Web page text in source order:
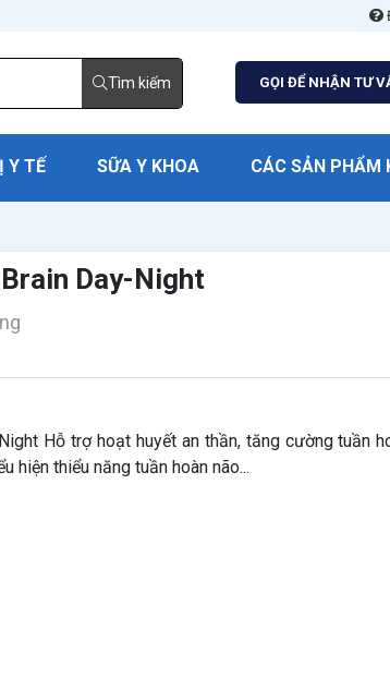
Tìm kiếm GỌI ĐỂ NHẬN TƯ
Y TẾ SỮA Y KHOA CÁC SẢN PHẨM
Day-Night
Hỗ trợ hoạt huyết an thần, tăng cường tuần
hiện thiểu năng tuần hoàn não...